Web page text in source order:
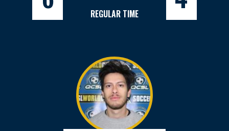
REGULAR TIME